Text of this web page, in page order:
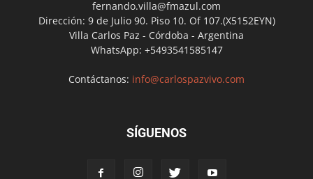
fernando.villa@fmazul.com
Dirección: 9 de Julio 90. Piso 10. Of 107.(X5152EYN)
Villa Carlos Paz - Córdoba - Argentina
WhatsApp: +5493541585147
Contáctanos: info@carlospazvivo.com
SÍGUENOS